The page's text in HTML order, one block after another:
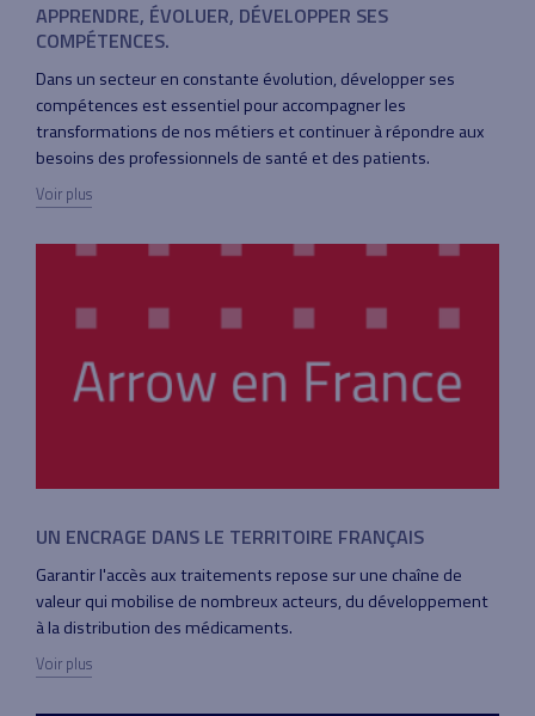
APPRENDRE, ÉVOLUER, DÉVELOPPER SES
COMPÉTENCES.
Dans un secteur en constante évolution, développer ses
compétences est essentiel pour accompagner les
transformations de nos métiers et continuer à répondre aux
besoins des professionnels de santé et des patients.
Voir plus
UN ENCRAGE DANS LE TERRITOIRE FRANÇAIS
Garantir l'accès aux traitements repose sur une chaîne de
valeur qui mobilise de nombreux acteurs, du développement
à la distribution des médicaments.
Voir plus